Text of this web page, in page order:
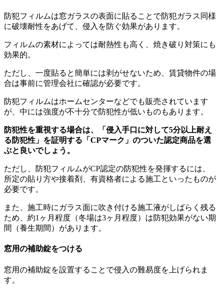
防犯フィルムは窓ガラスの表面に貼ることで防犯ガラス同様
に破壊耐性をあげて、侵入を防ぐ効果があります。
フィルムの素材によっては耐熱性も高く、焼き破り対策にも
効果的。
ただし、一度貼ると簡単には剥がせないため、賃貸物件の場
合は事前に管理会社に確認が必要です。
防犯フィルムはホームセンターなどでも販売されています
が、中には強度が不十分で防犯性が低いものもあります。
防犯性を重視する場合は、「侵入手口に対して5分以上耐え
る防犯性」を証明する「CPマーク」のついた認定商品を選
ぶと良いでしょう。
ただし、防犯フィルムがCP認定の防犯性を発揮するには、
所定の貼り方や接着剤、有資格者による施工といったものが
必要です。
また、施工時にガラス面に吹き付ける施工液がしばらく残る
ため、約1ヶ月程度（冬場は3ヶ月程度）は防犯効果がない期
間（養生期間）があります。
窓用の補助錠をつける
窓用の補助錠を設置することで侵入の難易度を上げられま
す。